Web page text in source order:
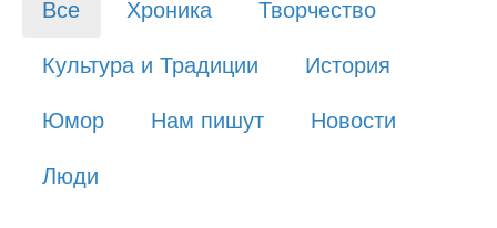
Культура и Традиции
Хроника
Люди
Все Хроника Творчество
Культура и Традиции История
Юмор Нам пишут Новости
Люди